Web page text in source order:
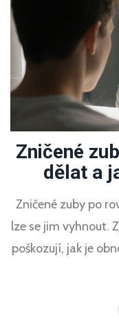
Zničené
dělat a
Zničené zuby po
lze se jim vyhnout.
poškozují, jak je